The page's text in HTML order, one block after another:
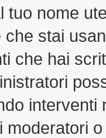
tuo nome
stai
che hai